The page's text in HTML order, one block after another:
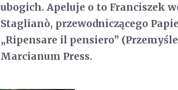
ubogich. Apeluje o to Franciszek
Staglianò, przewodniczącego
„Ripensare il pensiero”
Marcianum Press.